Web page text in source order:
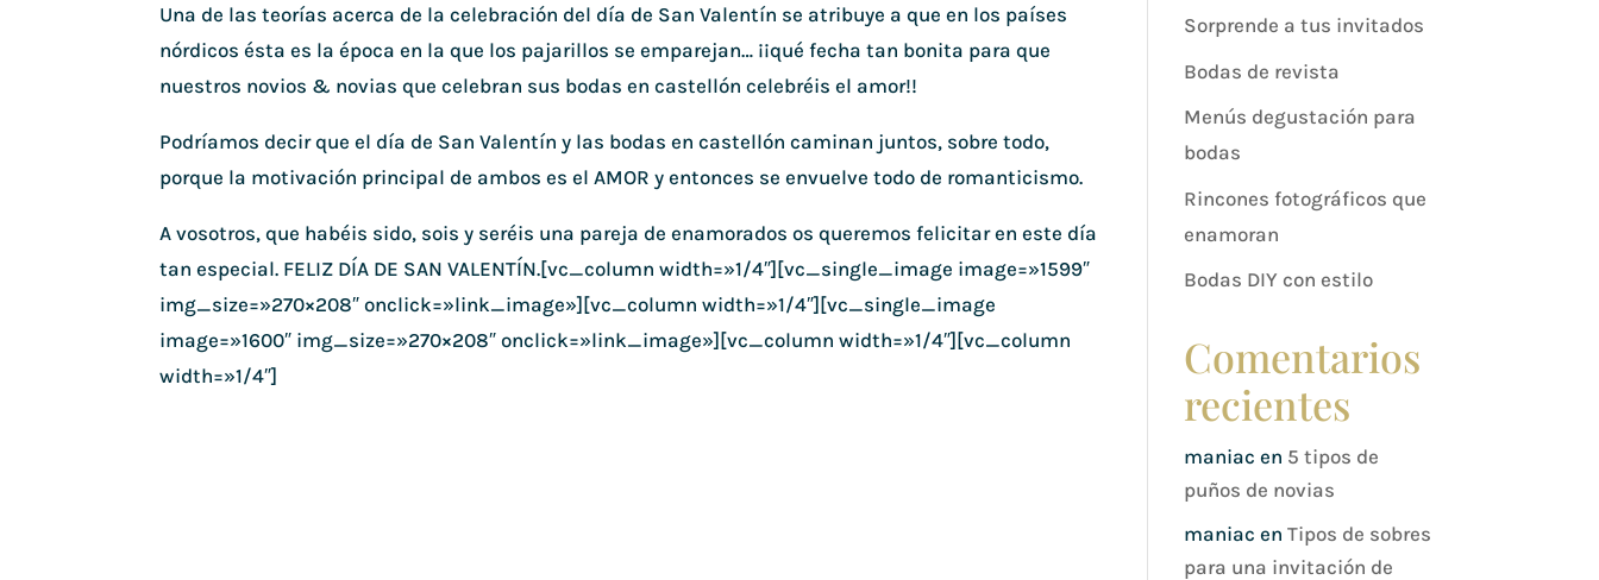
Una de las teorías acerca de la celebración del día de San Valentín se atribuye a que en los países
nórdicos ésta es la época en la que los pajarillos se emparejan… ¡¡qué fecha tan bonita para que
nuestros novios & novias que celebran sus bodas en castellón celebréis el amor!!
Podríamos decir que el día de San Valentín y las bodas en castellón caminan juntos, sobre todo,
porque la motivación principal de ambos es el AMOR y entonces se envuelve todo de romanticismo.
A vosotros, que habéis sido, sois y seréis una pareja de enamorados os queremos felicitar en este día
tan especial. FELIZ DÍA DE SAN VALENTÍN.[vc_column width=»1/4″][vc_single_image image=»1599″
img_size=»270×208″ onclick=»link_image»][vc_column width=»1/4″][vc_single_image
image=»1600″ img_size=»270×208″ onclick=»link_image»][vc_column width=»1/4″][vc_column
width=»1/4″]
Sorprende a tus invitados
Bodas de revista
Menús degustación para
bodas
Rincones fotográficos que
enamoran
Bodas DIY con estilo
Comentarios
recientes
maniac en 5 tipos de
puños de novias
maniac en Tipos de sobres
para una invitación de